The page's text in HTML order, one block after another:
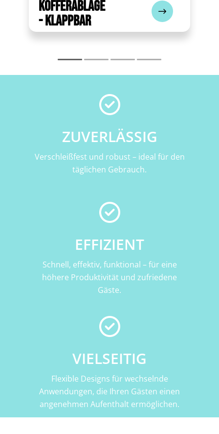
Kofferablage
- klappbar
ZUVERLÄSSIG
Verschleißfest und robust – ideal für den
täglichen Gebrauch.
EFFIZIENT
Schnell, effektiv, funktional – für eine
höhere Produktivität und zufriedene
Gäste.
VIELSEITIG
Flexible Designs für wechselnde
Anwendungen, die Ihren Gästen einen
angenehmen Aufenthalt ermöglichen.